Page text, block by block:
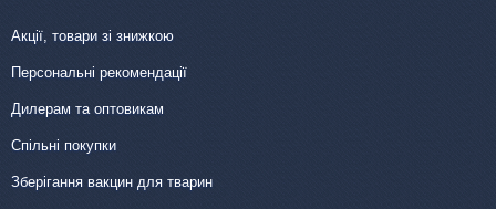
Акції, товари зі знижкою
Персональні рекомендації
Дилерам та оптовикам
Спільні покупки
Зберігання вакцин для тварин